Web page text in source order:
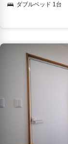
ダブルベッド 1台